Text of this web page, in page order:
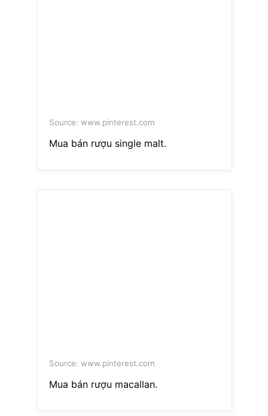
Source: www.pinterest.com
Mua bán rượu single malt.
Source: www.pinterest.com
Mua bán rượu macallan.